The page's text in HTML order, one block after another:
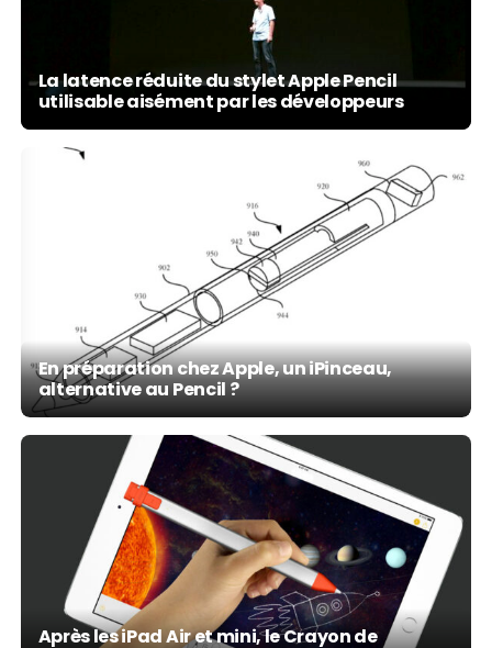
La latence réduite du stylet Apple Pencil
utilisable aisément par les développeurs
En préparation chez Apple, un iPinceau,
alternative au Pencil ?
Après les iPad Air et mini, le Crayon de